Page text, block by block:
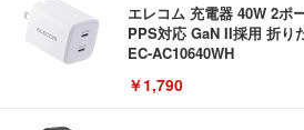
エレコム 充電器 40W 2ポ
PPS対応 GaN II採用 折り
EC-AC10640WH
￥1,790